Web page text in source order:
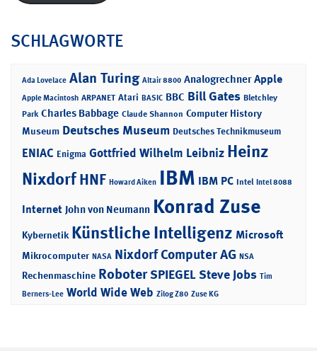
SCHLAGWORTE
Ada Lovelace Alan Turing Altair 8800 Analogrechner Apple
Apple Macintosh ARPANET Atari BASIC BBC Bill Gates Bletchley
Park Charles Babbage Claude Shannon Computer History
Museum Deutsches Museum Deutsches Technikmuseum
ENIAC Enigma Gottfried Wilhelm Leibniz Heinz
NixdorfHNF Howard Aiken IBM IBM PC Intel Intel 8088
Internet John von Neumann Konrad Zuse
Kybernetik Künstliche Intelligenz Microsoft
Mikrocomputer NASA Nixdorf Computer AG NSA
Rechenmaschine RoboterSPIEGELSteve Jobs Tim
Berners-Lee World Wide Web Zilog Z80 Zuse KG